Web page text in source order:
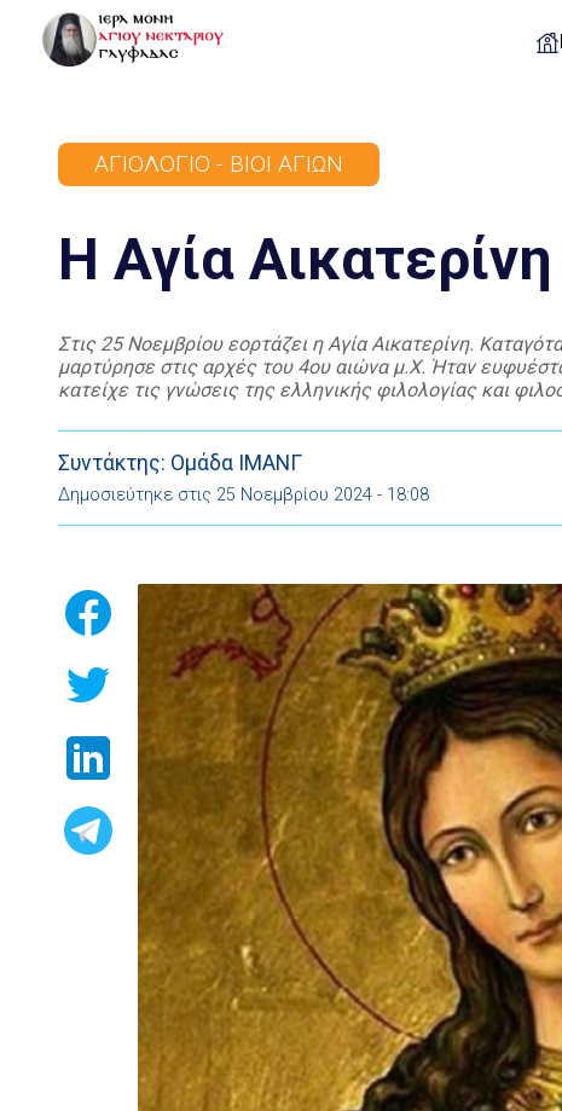
ΑΓΙΟΛΌΓΙΟ - ΒΊΟΙ ΑΓΊΩΝ
Η Αγία
Στις 25 Νοεμβρίου εορτάζει η Αγία Αικατερίνη.
μαρτύρησε στις αρχές του 4ου αιώνα μ.Χ. Ήταν
κατείχε τις γνώσεις της ελληνικής φιλολογίας και
Συντάκτης: Ομάδα ΙΜΑΝΓ
Δημοσιεύτηκε στις 25 Νοεμβρίου 2024 - 18:08